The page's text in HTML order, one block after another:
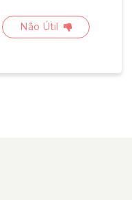
Não Útil